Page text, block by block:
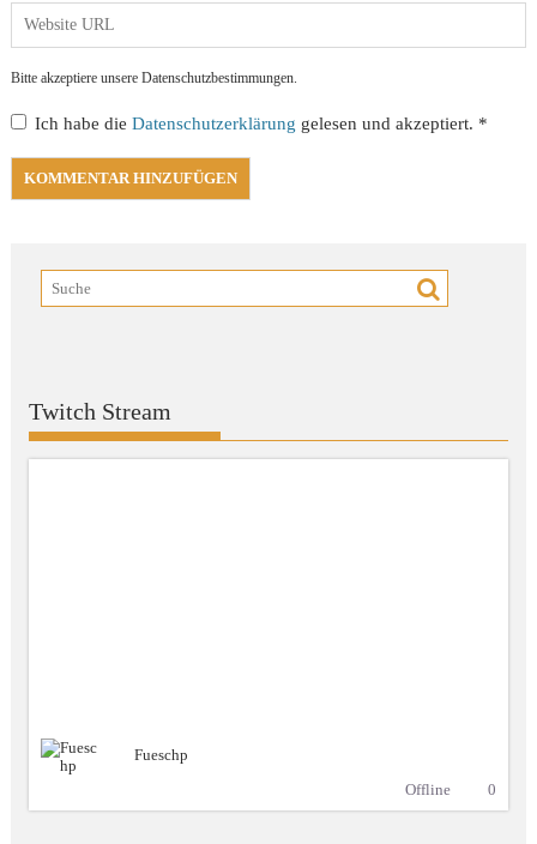
Bitte akzeptiere unsere Datenschutzbestimmungen.
Ich habe dieDatenschutzerklärung gelesen und akzeptiert. *
Twitch Stream
Fueschp
Offline
0